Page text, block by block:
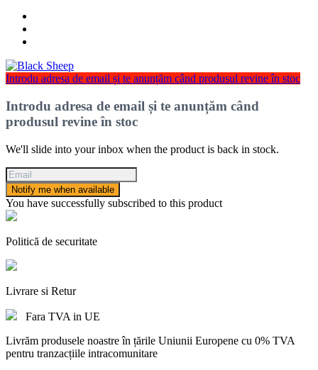
Introdu adresa de email și te anunțăm când produsul revine în stoc
Introdu adresa de email și te anunțăm când
produsul revine în stoc
We'll slide into your inbox when the product is back in stock.
Notify me when available
You have successfully subscribed to this product
Politică de securitate
Livrare si Retur
Fara TVA in UE
Livrăm produsele noastre în țările Uniunii Europene cu 0% TVA
pentru tranzacțiile intracomunitare